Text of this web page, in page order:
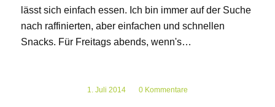
lässt sich einfach essen. Ich bin immer auf der Suche
nach raffinierten, aber einfachen und schnellen
Snacks. Für Freitags abends, wenn's…
1. Juli 2014
/ 0 Kommentare